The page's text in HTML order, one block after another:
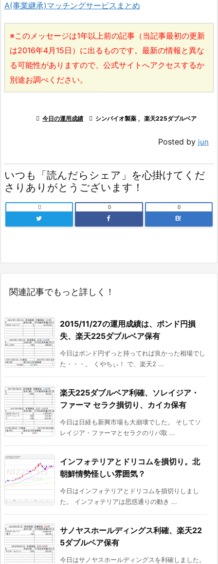
A(事業継承)マッチングサービスまとめ
※このメッセージは1年以上前の記事（当記事最初の更新
は2016年4月15日）に出るものです。最新の情報と異な
る可能性がありますので、公式サイトへアクセスするか
別途お調べください。
 今日の運用成績  シンバイオ製薬 , 楽天225ダブルベア
Posted by jun
いつも「読んだらシェア」を心掛けてくだ
さりありがとうございます！
 0
B!
0
関連記事でもっと詳しく！
2015/11/27の運用成績は、ポンド円損
失、楽天225ダブルベア保有
今日はポンド円ずっと持ってれば良かった相場でし
た・・・。 くやちぃ！ で、楽天2 ...
楽天225ダブルベア利確、ソレイジア・
ファーマ セラク損切り、カイカ保有
今日は日経も新興市場も大崩壊でした。 そしてソ
レイジア・ファーマとセラクのリバ取 ...
インフォテリアとドリコムを損切り。北
朝鮮情勢怪しい雰囲気？
今日はインフォテリアとドリコムを損切りしまし
た。 インフォテリアは思惑通りの動き ...
サノヤスホールディングス利確、楽天22
5ダブルベア保有
今日はサノヤスホールディングスを利確しました。